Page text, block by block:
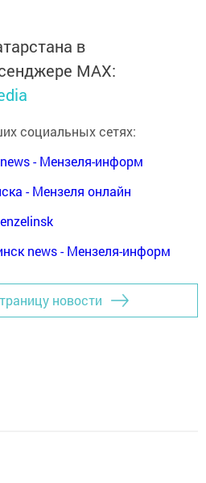
в
MАХ:
социальных сетях:
- Мензеля-информ
- Мензеля онлайн
news - Мензеля-информ
новости